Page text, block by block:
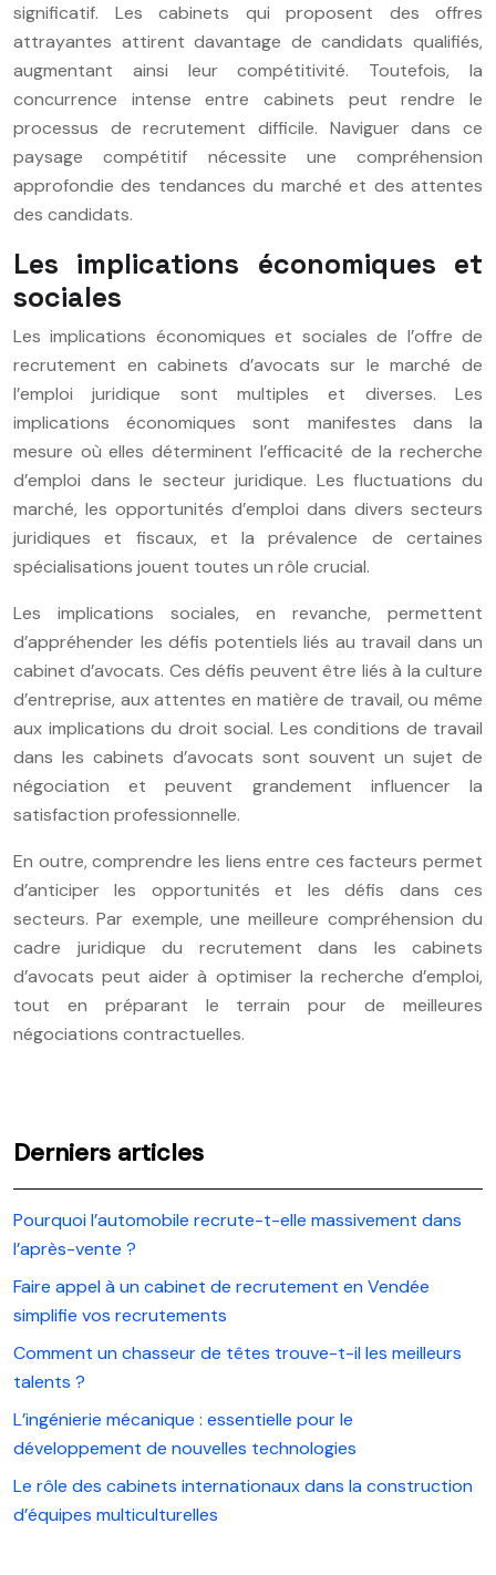
significatif. Les cabinets qui proposent des offres
attrayantes attirent davantage de candidats qualifiés,
augmentant ainsi leur compétitivité. Toutefois, la
concurrence intense entre cabinets peut rendre le
processus de recrutement difficile. Naviguer dans ce
paysage compétitif nécessite une compréhension
approfondie des tendances du marché et des attentes
des candidats.
Les implications économiques et
sociales
Les implications économiques et sociales de l’offre de
recrutement en cabinets d’avocats sur le marché de
l’emploi juridique sont multiples et diverses. Les
implications économiques sont manifestes dans la
mesure où elles déterminent l’efficacité de la recherche
d’emploi dans le secteur juridique. Les fluctuations du
marché, les opportunités d’emploi dans divers secteurs
juridiques et fiscaux, et la prévalence de certaines
spécialisations jouent toutes un rôle crucial.
Les implications sociales, en revanche, permettent
d’appréhender les défis potentiels liés au travail dans un
cabinet d’avocats. Ces défis peuvent être liés à la culture
d’entreprise, aux attentes en matière de travail, ou même
aux implications du droit social. Les conditions de travail
dans les cabinets d’avocats sont souvent un sujet de
négociation et peuvent grandement influencer la
satisfaction professionnelle.
En outre, comprendre les liens entre ces facteurs permet
d’anticiper les opportunités et les défis dans ces
secteurs. Par exemple, une meilleure compréhension du
cadre juridique du recrutement dans les cabinets
d’avocats peut aider à optimiser la recherche d’emploi,
tout en préparant le terrain pour de meilleures
négociations contractuelles.
Derniers articles
Pourquoi l’automobile recrute-t-elle massivement dans
l’après-vente ?
Faire appel à un cabinet de recrutement en Vendée
simplifie vos recrutements
Comment un chasseur de têtes trouve-t-il les meilleurs
talents ?
L’ingénierie mécanique : essentielle pour le
développement de nouvelles technologies
Le rôle des cabinets internationaux dans la construction
d’équipes multiculturelles